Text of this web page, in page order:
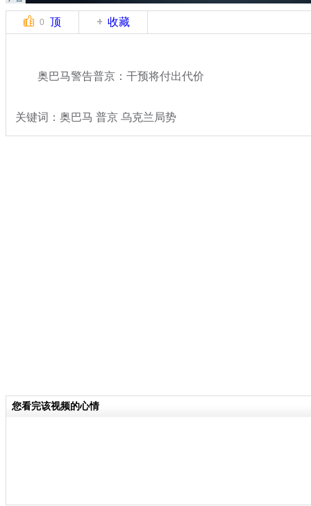
0 顶 收藏
奥巴马警告普京：干预将付出代价
关键词：奥巴马 普京 乌克兰局势
您看完该视频的心情